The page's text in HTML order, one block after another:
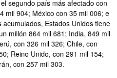
segundo país más afectado con
mil 904; México con 35 mil 006; e
Estados Unidos tiene
millón 864 mil 681; India, 849 mil
con 326 mil 326; Chile, con
Reino Unido, con 291 mil 154;
con 257 mil 303.